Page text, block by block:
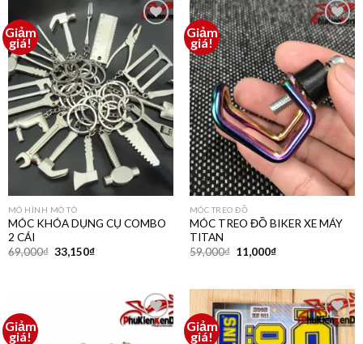
Giảm
giá!
vào
yêu
thích
MÔ HÌNH MÔ TÔ
MÓC KHÓA DỤNG CỤ COMBO
2 CÁI
69,000₫ 33,150₫
Giảm
giá!
Thêm
vào
yêu
thích
MÓC TREO ĐỒ
MÓC TREO ĐỒ BIKER XE MÁY
TITAN
59,000₫ 11,000₫
Giảm
giá!
Thêm
Giảm
giá!
Thêm
vào